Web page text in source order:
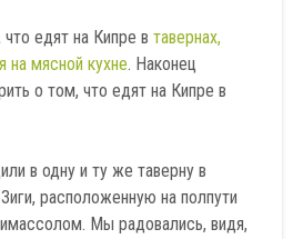
едят на Кипре в тавернах,
на мясной кухне. Наконец
о том, что едят на Кипре в
в одну и ту же таверну в
расположенную на полпути
Мы радовались, видя,